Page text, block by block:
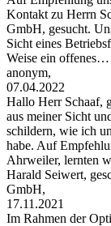
Kontakt zu Herrn
GmbH, gesucht.
Sicht eines
Weise ein offenes…
anonym,
07.04.2022
Hallo Herr Schaaf,
aus meiner Sicht
schildern, wie ich
habe. Auf
Ahrweiler, lernten
Harald Seiwert,
GmbH,
17.11.2021
Im Rahmen der